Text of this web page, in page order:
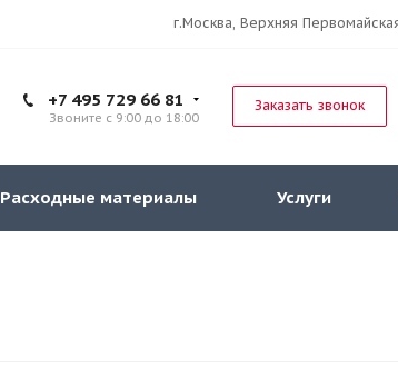
+7 495 729 66 81
Звоните с 9:00 до 18:00
Заказать звонок
Расходные материалы Услуги